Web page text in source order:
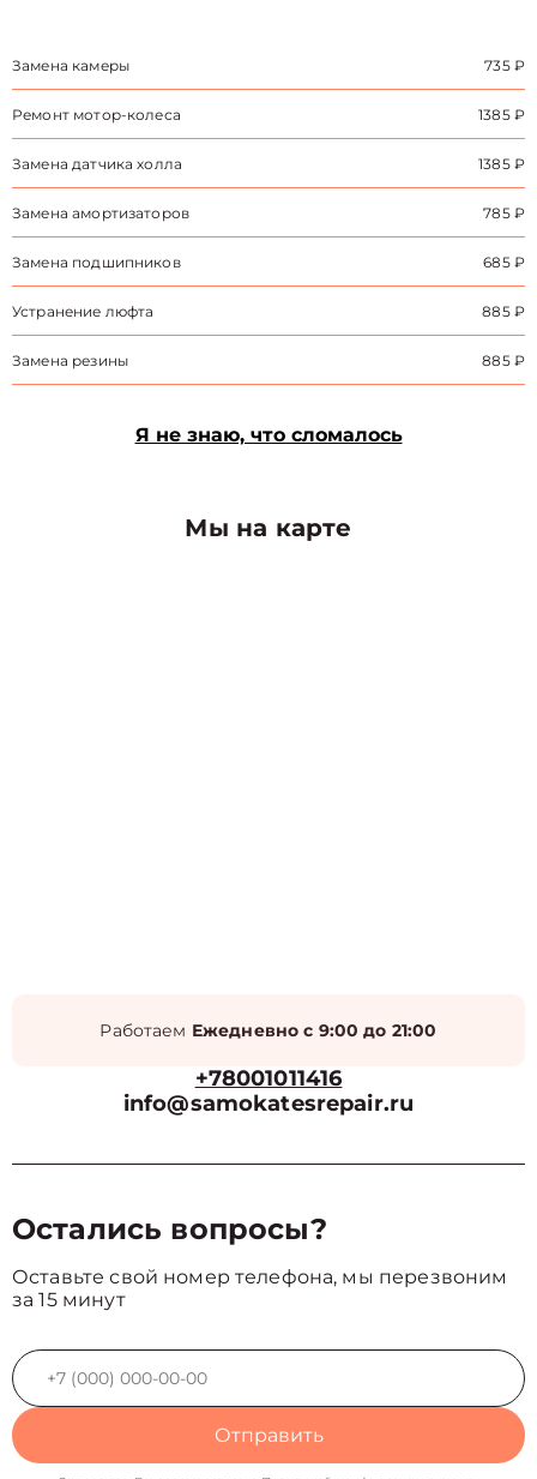
Замена камеры 735 ₽
Ремонт мотор-колеса 1385 ₽
Замена датчика холла 1385 ₽
Замена амортизаторов 785 ₽
Замена подшипников 685 ₽
Устранение люфта 885 ₽
Замена резины 885 ₽
Я не знаю, что сломалось
Мы на карте
Работаем Ежедневно с 9:00 до 21:00
+78001011416
info@samokatesrepair.ru
Остались вопросы?
Оставьте свой номер телефона, мы перезвоним
за 15 минут
Отправить